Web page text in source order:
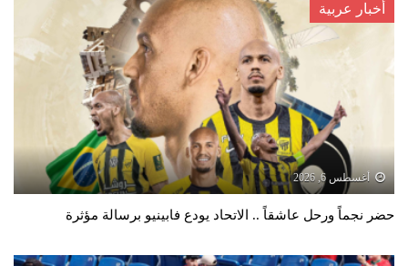
أخبار عربية
أغسطس 6, 2026
حضر نجماً ورحل عاشقاً .. الاتحاد يودع فابينيو برسالة مؤثرة